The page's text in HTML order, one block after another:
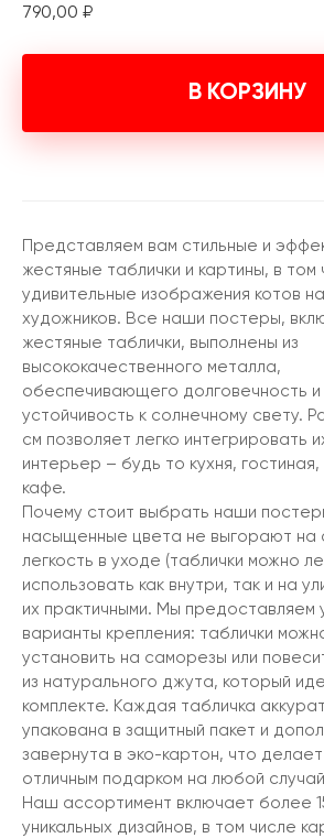
790,00 ₽
В КОРЗИНУ
Представляем вам стильные и
жестяные таблички и картины, в том
удивительные изображения котов
художников. Все наши постеры,
жестяные таблички, выполнены из
высококачественного металла,
обеспечивающего долговечность и
устойчивость к солнечному свету.
см позволяет легко интегрировать
интерьер – будь то кухня,
кафе.
Почему стоит выбрать наши
насыщенные цвета не выгорают на
легкость в уходе (таблички можно
использовать как внутри, так и на
их практичными. Мы предоставляем
варианты крепления: таблички
установить на саморезы или
из натурального джута, который
комплекте. Каждая табличка
упакована в защитный пакет и
завернута в эко-картон, что
отличным подарком на любой
Наш ассортимент включает более
уникальных дизайнов, в том числе